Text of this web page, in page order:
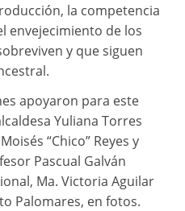
la competencia
envejecimiento de los
y que siguen
apoyaron para este
Yuliana Torres
“Chico” Reyes y
Pascual Galván
Ma. Victoria Aguilar
Palomares, en fotos.